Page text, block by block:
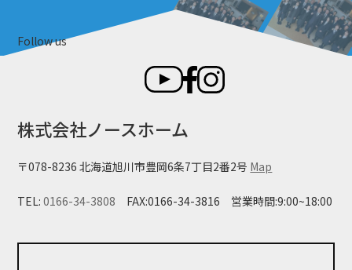
Follow us
株式会社ノースホーム
〒078-8236 北海道旭川市豊岡6条7丁目2番2号 Map
TEL:0166-34-3808 FAX:0166-34-3816 営業時間:9:00~18:00